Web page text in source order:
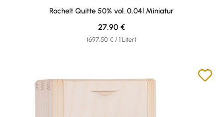
Durchschnittliche Bewertung von 5 von 5 Sternen
Rochelt Quitte 50% vol. 0,04l Miniatur
(697,50 € / 1 Liter)
Regulärer Preis:
27,90 €